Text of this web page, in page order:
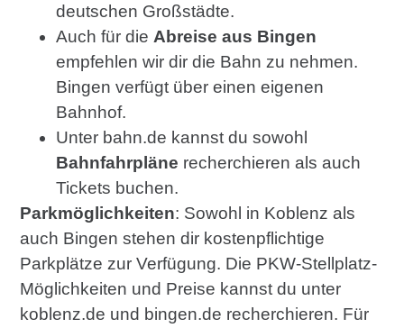
deutschen Großstädte.
Auch für die Abreise aus Bingen
empfehlen wir dir die Bahn zu nehmen.
Bingen verfügt über einen eigenen
Bahnhof.
Unter bahn.de kannst du sowohl
Bahnfahrpläne recherchieren als auch
Tickets buchen.
Parkmöglichkeiten: Sowohl in Koblenz als
auch Bingen stehen dir kostenpflichtige
Parkplätze zur Verfügung. Die PKW-Stellplatz-
Möglichkeiten und Preise kannst du unter
koblenz.de und bingen.de recherchieren. Für